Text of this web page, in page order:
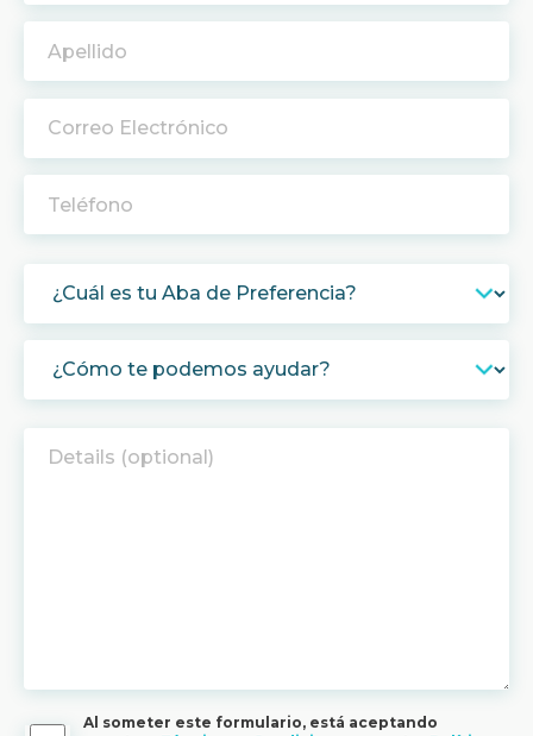
Al someter este formulario, está aceptando